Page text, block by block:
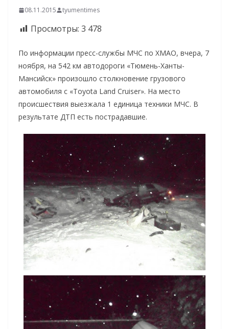
08.11.2015 tyumentimes
Просмотры: 3 478
По информации пресс-службы МЧС по ХМАО, вчера, 7
ноября, на 542 км автодороги «Тюмень-Ханты-
Мансийск» произошло столкновение грузового
автомобиля с «Toyota Land Cruiser». На место
происшествия выезжала 1 единица техники МЧС. В
результате ДТП есть пострадавшие.